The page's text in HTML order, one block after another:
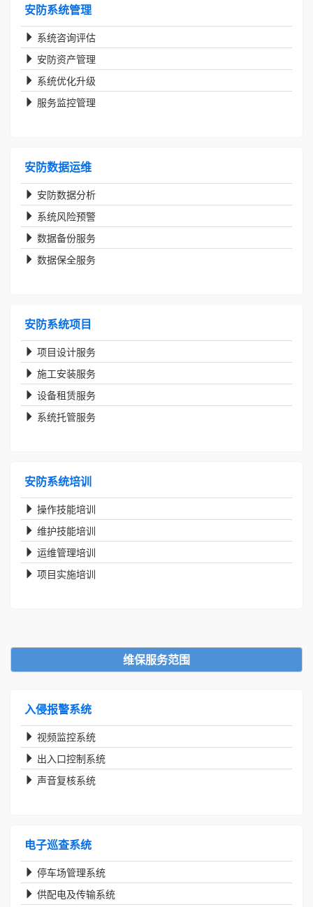
安防系统管理
系统咨询评估
安防资产管理
系统优化升级
服务监控管理
安防数据运维
安防数据分析
系统风险预警
数据备份服务
数据保全服务
安防系统项目
项目设计服务
施工安装服务
设备租赁服务
系统托管服务
安防系统培训
操作技能培训
维护技能培训
运维管理培训
项目实施培训
维保服务范围
入侵报警系统
视频监控系统
出入口控制系统
声音复核系统
电子巡查系统
停车场管理系统
供配电及传输系统